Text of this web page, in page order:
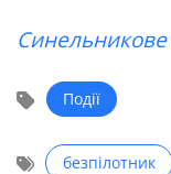
Синельникове
Події
безпілотник